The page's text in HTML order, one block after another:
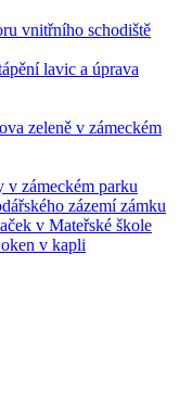
vnitřního schodiště
lavic a úprava
zeleně v zámeckém
v zámeckém parku
zázemí zámku
v Mateřské škole
v kapli